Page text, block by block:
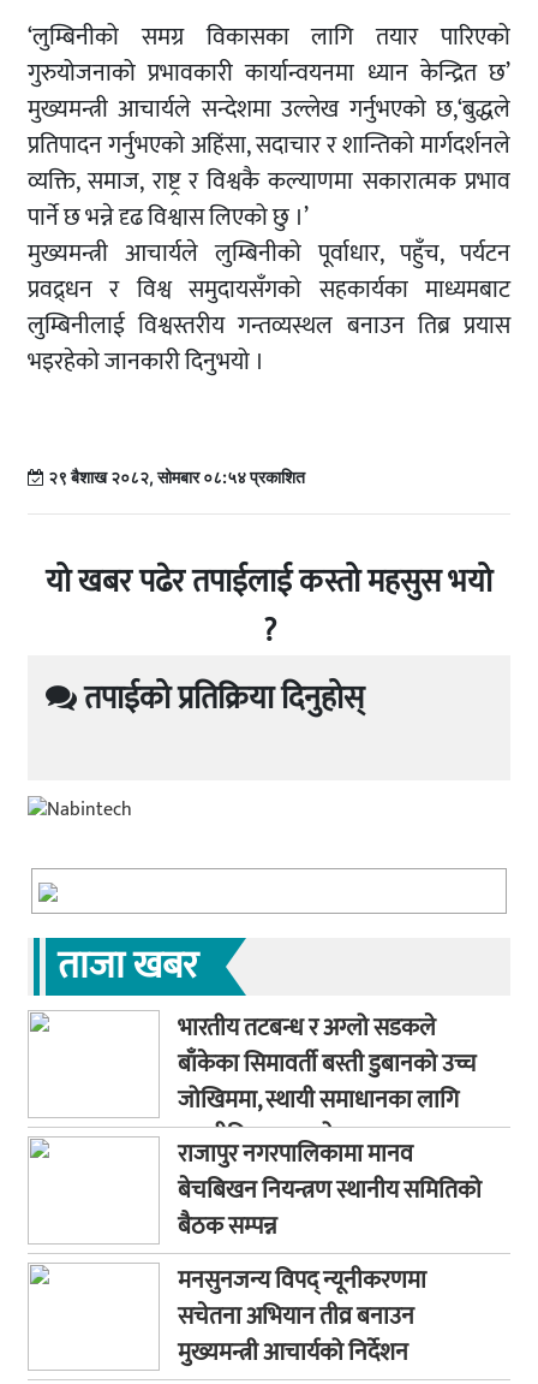
‘लुम्बिनीको समग्र विकासका लागि तयार पारिएको
गुरुयोजनाको प्रभावकारी कार्यान्वयनमा ध्यान केन्द्रित छ’
मुख्यमन्त्री आचार्यले सन्देशमा उल्लेख गर्नुभएको छ,‘बुद्धले
प्रतिपादन गर्नुभएको अहिंसा, सदाचार र शान्तिको मार्गदर्शनले
व्यक्ति, समाज, राष्ट्र र विश्वकै कल्याणमा सकारात्मक प्रभाव
पार्ने छ भन्ने दृढ विश्वास लिएको छु ।’
मुख्यमन्त्री आचार्यले लुम्बिनीको पूर्वाधार, पहुँच, पर्यटन
प्रवद्र्धन र विश्व समुदायसँगको सहकार्यका माध्यमबाट
लुम्बिनीलाई विश्वस्तरीय गन्तव्यस्थल बनाउन तिब्र प्रयास
भइरहेको जानकारी दिनुभयो ।
२९ बैशाख २०८२, सोमबार ०८:५४ प्रकाशित
यो खबर पढेर तपाईलाई कस्तो महसुस भयो
?
तपाईको प्रतिक्रिया दिनुहोस्
ताजा खबर
भारतीय तटबन्ध र अग्लो सडकले
बाँकेका सिमावर्ती बस्ती डुबानको उच्च
जोखिममा, स्थायी समाधानका लागि
कूटनीतिक पहलको माग
राजापुर नगरपालिकामा मानव
बेचबिखन नियन्त्रण स्थानीय समितिको
बैठक सम्पन्न
मनसुनजन्य विपद् न्यूनीकरणमा
सचेतना अभियान तीव्र बनाउन
मुख्यमन्त्री आचार्यको निर्देशन